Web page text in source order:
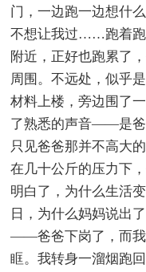
门，一边跑一边想什
不想让我过……跑着跑
附近，正好也跑累了
周围。不远处，似乎
材料上楼，旁边围了
了熟悉的声音——是爸
只见爸爸那并不高大
在几十公斤的压力下
明白了，为什么生活
日，为什么妈妈说出
——爸爸下岗了，而
眶。我转身一溜烟跑